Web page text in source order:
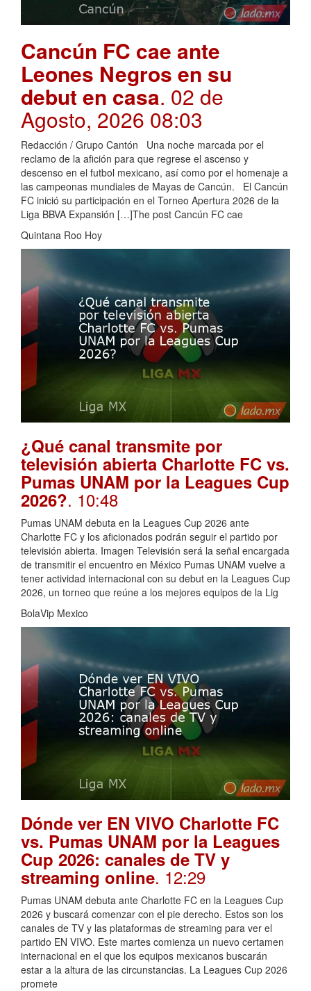
Cancún FC cae ante
Leones Negros en su
debut en casa. 02 de
Agosto, 2026 08:03
Redacción / Grupo Cantón Una noche marcada por el
reclamo de la afición para que regrese el ascenso y
descenso en el futbol mexicano, así como por el homenaje a
las campeonas mundiales de Mayas de Cancún. El Cancún
FC inició su participación en el Torneo Apertura 2026 de la
Liga BBVA Expansión […]The post Cancún FC cae
Quintana Roo Hoy
¿Qué canal transmite por
televisión abierta Charlotte FC vs.
Pumas UNAM por la Leagues Cup
2026?. 10:48
Pumas UNAM debuta en la Leagues Cup 2026 ante
Charlotte FC y los aficionados podrán seguir el partido por
televisión abierta. Imagen Televisión será la señal encargada
de transmitir el encuentro en México Pumas UNAM vuelve a
tener actividad internacional con su debut en la Leagues Cup
2026, un torneo que reúne a los mejores equipos de la Lig
BolaVip Mexico
Dónde ver EN VIVO Charlotte FC
vs. Pumas UNAM por la Leagues
Cup 2026: canales de TV y
streaming online. 12:29
Pumas UNAM debuta ante Charlotte FC en la Leagues Cup
2026 y buscará comenzar con el pie derecho. Estos son los
canales de TV y las plataformas de streaming para ver el
partido EN VIVO. Este martes comienza un nuevo certamen
internacional en el que los equipos mexicanos buscarán
estar a la altura de las circunstancias. La Leagues Cup 2026
promete